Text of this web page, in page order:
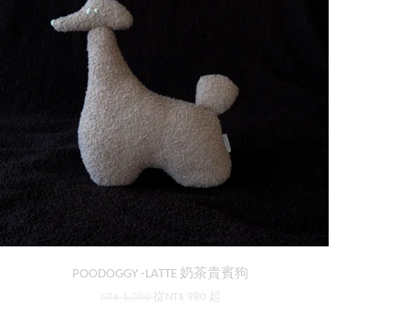
POODOGGY -LATTE 奶茶貴賓狗
從 NT$ 980 起